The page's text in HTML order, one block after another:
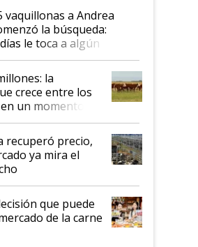
vaquillonas a Andrea
la búsqueda:
le toca a algún
la
crece entre los
un momento
la actividad
recuperó precio,
ya mira el
que puede
de la carne